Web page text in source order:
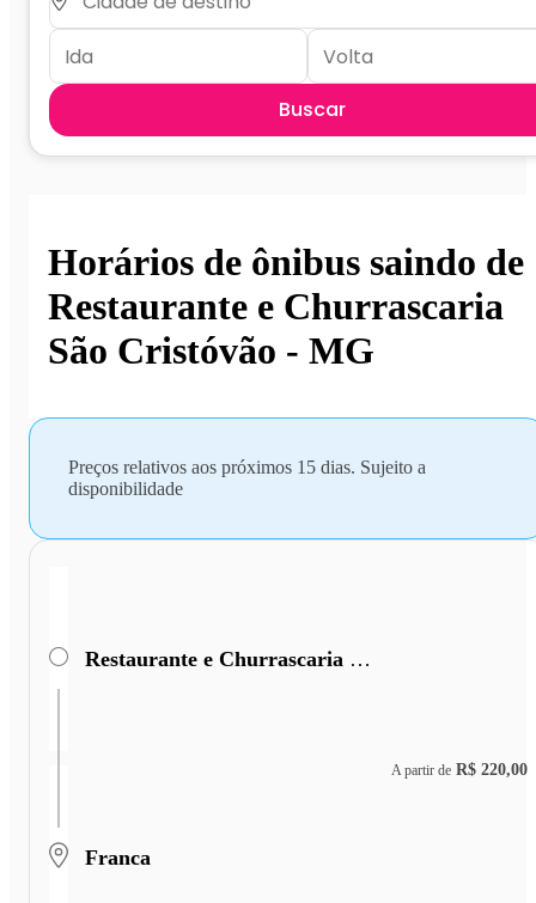
Buscar
Horários de ônibus saindo de
Restaurante e Churrascaria
São Cristóvão - MG
Preços relativos aos próximos 15 dias. Sujeito a
disponibilidade
Restaurante e Churrascaria São Cristóvão
Franca
A partir de R$ 220,00